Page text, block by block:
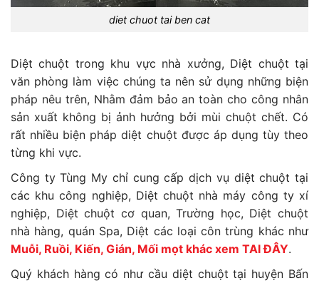
diet chuot tai ben cat
Diệt chuột trong khu vực nhà xưởng, Diệt chuột tại
văn phòng làm việc chúng ta nên sử dụng những biện
pháp nêu trên, Nhằm đảm bảo an toàn cho công nhân
sản xuất không bị ảnh hưởng bởi mùi chuột chết. Có
rất nhiều biện pháp diệt chuột được áp dụng tùy theo
từng khi vực.
Công ty Tùng My chỉ cung cấp dịch vụ diệt chuột tại
các khu công nghiệp, Diệt chuột nhà máy công ty xí
nghiệp, Diệt chuột cơ quan, Trường học, Diệt chuột
nhà hàng, quán Spa, Diệt các loại côn trùng khác như
Muỗi, Ruồi, Kiến, Gián, Mối mọt khác xem TAI ĐÂY.
Quý khách hàng có như cầu diệt chuột tại huyện Bấn